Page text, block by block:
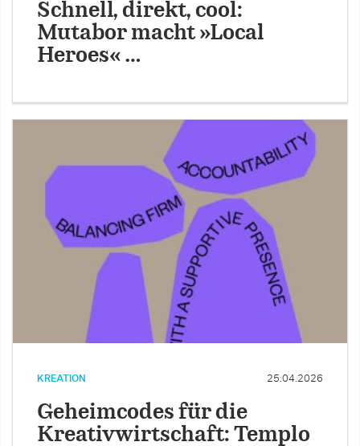
Schnell, direkt, cool:
Mutabor macht »Local
Heroes« …
KREATION 25.04.2026
Geheimcodes für die
Kreativwirtschaft: Templo